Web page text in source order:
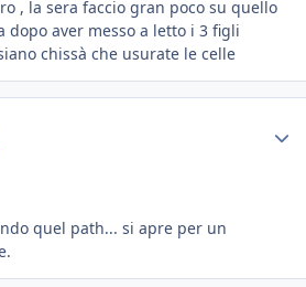
, la sera faccio gran poco su quello
dopo aver messo a letto i 3 figli
chissà che usurate le celle
quel path... si apre per un